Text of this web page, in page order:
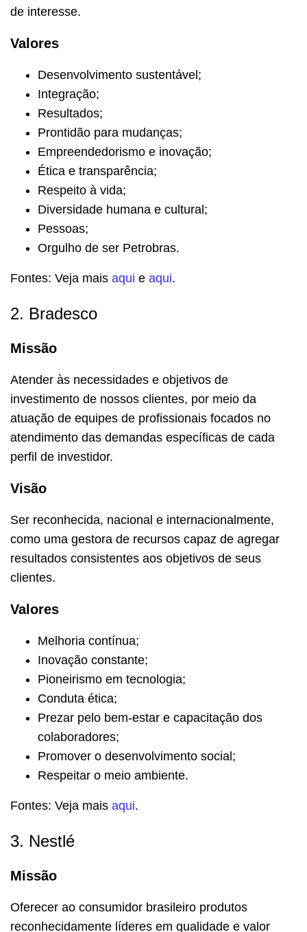
de interesse.
Valores
Desenvolvimento sustentável;
Integração;
Resultados;
Prontidão para mudanças;
Empreendedorismo e inovação;
Ética e transparência;
Respeito à vida;
Diversidade humana e cultural;
Pessoas;
Orgulho de ser Petrobras.
Fontes: Veja mais aqui e aqui.
2. Bradesco
Missão
Atender às necessidades e objetivos de
investimento de nossos clientes, por meio da
atuação de equipes de profissionais focados no
atendimento das demandas específicas de cada
perfil de investidor.
Visão
Ser reconhecida, nacional e internacionalmente,
como uma gestora de recursos capaz de agregar
resultados consistentes aos objetivos de seus
clientes.
Valores
Melhoria contínua;
Inovação constante;
Pioneirismo em tecnologia;
Conduta ética;
Prezar pelo bem-estar e capacitação dos
colaboradores;
Promover o desenvolvimento social;
Respeitar o meio ambiente.
Fontes: Veja mais aqui.
3. Nestlé
Missão
Oferecer ao consumidor brasileiro produtos
reconhecidamente líderes em qualidade e valor